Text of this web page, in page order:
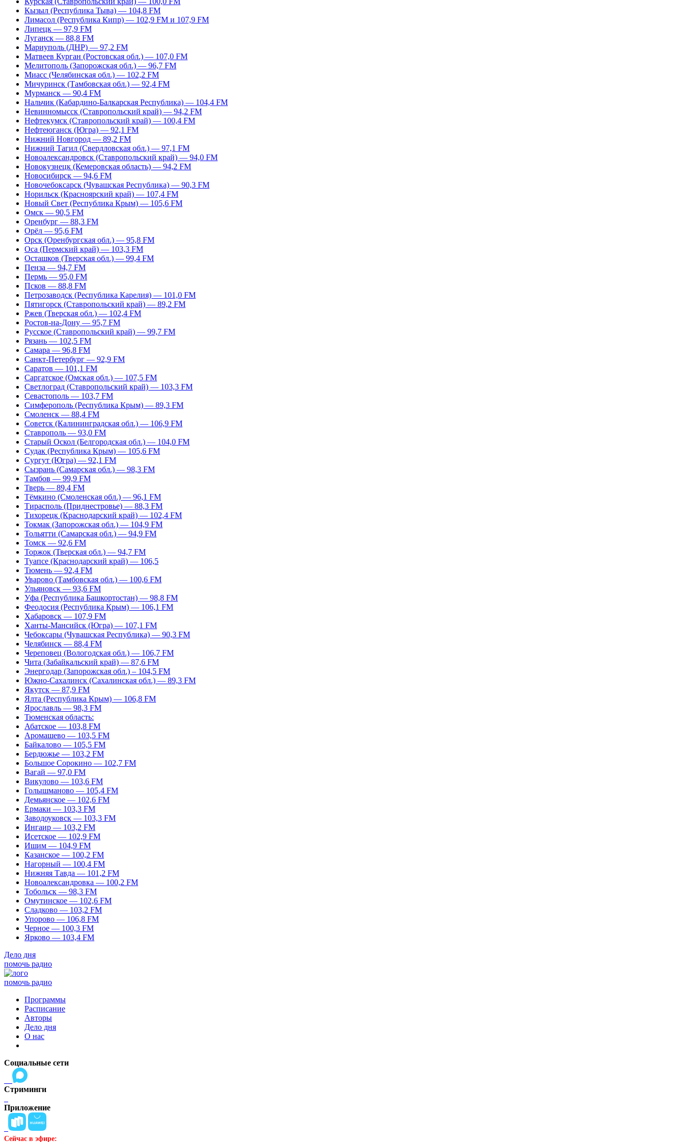
Кызыл (Республика Тыва) — 104,8 FM
Лимасол (Республика Кипр) — 102,9 FM и 107,9 FM
Липецк — 97,9 FM
Луганск — 88,8 FM
Мариуполь (ДНР) — 97,2 FM
Матвеев Курган (Ростовская обл.) — 107,0 FM
Мелитополь (Запорожская обл.) — 96,7 FM
Миасс (Челябинская обл.) — 102,2 FM
Мичуринск (Тамбовская обл.) — 92,4 FM
Мурманск — 90,4 FM
Нальчик (Кабардино-Балкарская Республика) — 104,4 FM
Невинномысск (Ставропольский край) — 94,2 FM
Нефтекумск (Ставропольский край) — 100,4 FM
Нефтеюганск (Югра) — 92,1 FM
Нижний Новгород — 89,2 FM
Нижний Тагил (Свердловская обл.) — 97,1 FM
Новоалександровск (Ставропольский край) — 94,0 FM
Новокузнецк (Кемеровская область) — 94,2 FM
Новосибирск — 94,6 FM
Новочебоксарск (Чувашская Республика) — 90,3 FM
Норильск (Красноярский край) — 107,4 FM
Новый Свет (Республика Крым) — 105,6 FM
Омск — 90,5 FM
Оренбург — 88,3 FM
Орёл — 95,6 FM
Орск (Оренбургская обл.) — 95,8 FM
Оса (Пермский край) — 103,3 FM
Осташков (Тверская обл.) — 99,4 FM
Пенза — 94,7 FM
Пермь — 95,0 FM
Псков — 88,8 FM
Петрозаводск (Республика Карелия) — 101,0 FM
Пятигорск (Ставропольский край) — 89,2 FM
Ржев (Тверская обл.) — 102,4 FM
Ростов-на-Дону — 95,7 FM
Русское (Ставропольский край) — 99,7 FM
Рязань — 102,5 FM
Самара — 96,8 FM
Санкт-Петербург — 92,9 FM
Саратов — 101,1 FM
Саргатское (Омская обл.) — 107,5 FM
Светлоград (Ставропольский край) — 103,3 FM
Севастополь — 103,7 FM
Симферополь (Республика Крым) — 89,3 FM
Смоленск — 88,4 FM
Советск (Калининградская обл.) — 106,9 FM
Ставрополь — 93,0 FM
Старый Оскол (Белгородская обл.) — 104,0 FM
Судак (Республика Крым) — 105,6 FM
Сургут (Югра) — 92,1 FM
Сызрань (Самарская обл.) — 98,3 FM
Тамбов — 99,9 FM
Тверь — 89,4 FM
Тёмкино (Смоленская обл.) — 96,1 FM
Тирасполь (Приднестровье) — 88,3 FM
Тихорецк (Краснодарский край) — 102,4 FM
Токмак (Запорожская обл.) — 104,9 FM
Тольятти (Самарская обл.) — 94,9 FM
Томск — 92,6 FM
Торжок (Тверская обл.) — 94,7 FM
Туапсе (Краснодарский край) — 106,5
Тюмень — 92,4 FM
Уварово (Тамбовская обл.) — 100,6 FM
Ульяновск — 93,6 FM
Уфа (Республика Башкортостан) — 98,8 FM
Феодосия (Республика Крым) — 106,1 FM
Хабаровск — 107,9 FM
Ханты-Мансийск (Югра) — 107,1 FM
Чебоксары (Чувашская Республика) — 90,3 FM
Челябинск — 88,4 FM
Череповец (Вологодская обл.) — 106,7 FM
Чита (Забайкальский край) — 87,6 FM
Энергодар (Запорожская обл.) – 104,5 FM
Южно-Сахалинск (Сахалинская обл.) — 89,3 FM
Якутск — 87,9 FM
Ялта (Республика Крым) — 106,8 FM
Ярославль — 98,3 FM
Тюменская область:
Абатское — 103,8 FM
Аромашево — 103,5 FM
Байкалово — 105,5 FM
Бердюжье — 103,2 FM
Большое Сорокино — 102,7 FM
Вагай — 97,0 FM
Викулово — 103,6 FM
Голышманово — 105,4 FM
Демьянское — 102,6 FM
Ермаки — 103,3 FM
Заводоуковск — 103,3 FM
Ингаир — 103,2 FM
Исетское — 102,9 FM
Ишим — 104,9 FM
Казанское — 100,2 FM
Нагорный — 100,4 FM
Нижняя Тавда — 101,2 FM
Новоалександровка — 100,2 FM
Тобольск — 98,3 FM
Омутинское — 102,6 FM
Сладково — 103,2 FM
Упорово — 106,8 FM
Черное — 100,3 FM
Ярково — 103,4 FM
Дело дня
помочь радио
помочь радио
Программы
Расписание
Авторы
Дело дня
О нас
Социальные сети
Стриминги
Приложение
Сейчас в эфире: